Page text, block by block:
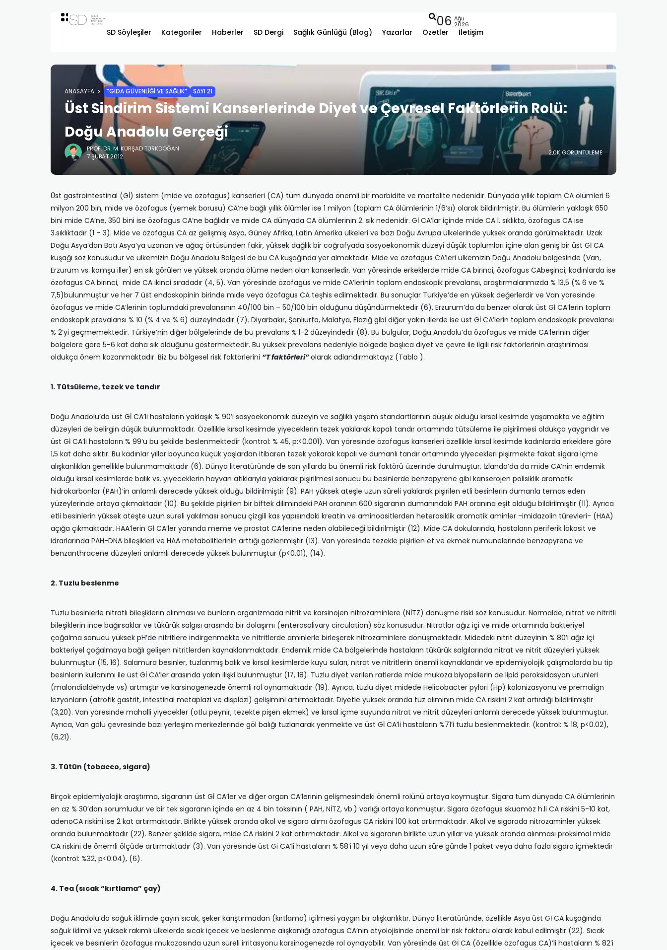
SD Söyleşiler Kategoriler Haberler SD Dergi Sağlık Günlüğü (Blog) Yazarlar Özetler İletişim
06 Ağu
2026
ANASAYFA ”GIDA GÜVENLIĞI VE SAĞLIK” SAYI 21
Üst Sindirim Sistemi Kanserlerinde Diyet ve Çevresel Faktörlerin Rolü:
Doğu Anadolu Gerçeği
PROF. DR. M. KÜRŞAD TÜRKDOĞAN
7 ŞUBAT 2012
2,0K GÖRÜNTÜLEME
Üst gastrointestinal (Gİ) sistem (mi­de ve özofagus) kanserleri (CA) tüm dünyada önemli bir morbidite ve mortalite nedenidir. Dünyada yıl­lık toplam CA ölümleri 6
milyon 200 bin, mi­de ve özofagus (yemek borusu) CA’ne bağlı yıllık ölümler ise 1 milyon (toplam CA ölümlerinin 1/6’sı) olarak bildiril­miştir. Bu ölümlerin yaklaşık 650
bini mide CA’ne, 350 bini ise özofa­gus CA’ne bağlıdır ve mide CA dünyada CA ölümlerinin 2. sık nedenidir. Gİ CA’lar içinde mide CA l. sıklıkta, özofagus CA ise
3.sıklıktadır (1 – 3). Mi­de ve özofagus CA az gelişmiş Asya, Güney Afri­ka, Latin Amerika ülkeleri ve bazı Doğu Avrupa ülkelerinde yüksek oranda görülmektedir. Uzak
Doğu Asya’dan Batı Asya’ya uzanan ve ağaç örtüsünden fakir, yüksek dağlık bir coğrafyada sosyoekonomik düzeyi düşük toplumları içine alan geniş bir üst Gİ CA
kuşağı söz konusudur ve ülkemizin Doğu Anadolu Bölgesi de bu CA kuşağında yer almaktadır. Mide ve özofagus CA’leri ülkemizin Doğu Anadolu bölge­sinde (Van,
Erzurum vs. komşu iller) en sık gö­rülen ve yüksek oranda ölüme neden olan kanserledir. Van yöresinde erkeklerde mide CA bi­rinci, özofagus CAbeşinci; kadınlarda ise
özo­fagus CA birinci, mide CA ikinci sıradadır (4, 5). Van yöresinde özofagus ve mide CA’lerinin toplam endoskopik prevalansı, araştırmalarımızda % 13,5 (% 6 ve %
7,5)bulunmuştur ve her 7 üst endoskopinin birinde mide veya özofagus CA teşhis edilmektedir. Bu sonuçlar Türkiye’de en yüksek değerlerdir ve Van yöresinde
özofa­gus ve mide CA’lerinin toplumdaki prevalansının 40/100 bin – 50/100 bin olduğunu düşündürmektedir (6). Erzurum’da da benzer ola­rak üst Gİ CA’lerin toplam
endoskopik prevalansı % 10 (% 4 ve % 6) düzeyindedir (7). Diyar­bakır, Şanlıurfa, Malatya, Elazığ gibi diğer yakın il­lerde ise üst Gİ CA’lerin toplam endoskopik prevalansı
% 2’yi geçmemektedir. Türkiye’nin diğer bölgelerinde de bu prevalans % l-2 düzeyindedir (8). Bu bulgular, Doğu Anadolu’da özofagus ve mide CA’lerinin diğer
bölgelere göre 5-6 kat daha sık olduğunu göstermektedir. Bu yüksek preva­lans nedeniyle bölgede başlıca diyet ve çevre ile ilgili risk faktörlerinin araştırılması
oldukça önem kazanmaktadır. Biz bu bölgesel risk fak­törlerini “T faktörleri”olarak adlandırmaktayız (Tablo ).
1. Tütsüleme, tezek ve tandır
Doğu Anadolu’da üst Gİ CA’li hastaların yakla­şık % 90’ı sosyoekonomik düzeyin ve sağlıklı yaşam standartlarının düşük olduğu kırsal ke­simde yaşamakta ve eğitim
düzeyleri de belir­gin düşük bulunmaktadır. Özellikle kırsal kesim­de yiyeceklerin tezek yakılarak kapalı tandır ortamında tütsüleme ile pişirilmesi oldukça yay­gındır ve
üst Gİ CA’li hastaların % 99’u bu şekil­de beslenmektedir (kontrol: % 45, p:<0.001). Van yöresinde özofagus kanserleri özellikle kır­sal kesimde kadınlarda erkeklere göre
1,5 kat daha sıktır. Bu kadınlar yıllar boyunca küçük yaşlardan itibaren tezek yakarak kapalı ve dumanlı tandır ortamında yiyecekleri pişirmekte fakat sigara içme
alışkanlıkları genellikle bulunmamaktadır (6). Dünya literatüründe de son yıllarda bu önemli risk faktörü üzerinde durulmuştur. İzlanda’da da mide CA’nin endemik
olduğu kırsal kesimlerde balık vs. yiyeceklerin hayvan atıkla­rıyla yakılarak pişirilmesi sonucu bu besinlerde benzapyrene gibi kanserojen polisiklik aromatik
hidrokarbonlar (PAH)’in anlamlı derecede yüksek ol­duğu bildirilmiştir (9). PAH yüksek ateşle uzun süreli yakılarak pişirilen etli besinlerin dumanla temas eden
yüzeylerinde ortaya çıkmaktadır (10). Bu şekilde pişirilen bir biftek dilimindeki PAH oranının 600 sigaranın dumanındaki PAH oranına eşit olduğu bildirilmiştir (11). Ayrıca
etli besinlerin yüksek ateşte uzun süreli yakılma­sı sonucu çizgili kas yapısındaki kreatin ve aminoasitlerden heterosiklik aromatik aminler -imidazolin türevleri- (HAA)
açığa çıkmaktadır. HAA’lerin Gİ CA’ler yanında meme ve prostat CA’lerine neden olabileceği bildirilmiştir (12). Mide CA dokularında, hastaların periferik lökosit ve
idrarlarında PAH-DNA bileşikleri ve HAA metabolitlerinin arttığı gözlenmiştir (13). Van yöresinde tezekle pişirilen et ve ekmek numunelerinde benzapyrene ve
benzanthracene dü­zeyleri anlamlı derecede yüksek bulunmuştur (p<0.01), (14).
2. Tuzlu beslenme
Tuzlu besinlerle nitratlı bileşiklerin alınması ve bunların organizmada nitrit ve karsinojen nitrozaminlere (NİTZ) dönüşme riski söz konusudur. Nor­malde, nitrat ve nitritli
bileşiklerin ince bağırsaklar ve tükürük salgısı arasında bir dolaşımı (enterosalivary circulation) söz konusudur. Nitratlar ağız içi ve mide ortamında bakteriyel
çoğalma sonucu yüksek pH’de nitritlere indirgenmekte ve nitritlerde aminlerle birleşerek nitrozaminlere dönüş­mektedir. Midedeki nitrit düzeyinin % 80’i ağız içi
bakteriyel çoğalmaya bağlı gelişen nitritlerden kaynaklanmaktadır. Endemik mide CA bölgelerinde hastaların tükürük salgılarında nitrat ve nitrit düzeyleri yüksek
bulunmuştur (15, 16). Salamura besinler, tuzlanmış balık ve kırsal ke­simlerde kuyu suları, nitrat ve nitritlerin önemli kaynaklarıdır ve epidemiyolojik çalışmalarda bu tip
besinlerin kullanımı ile üst Gİ CA’ler ara­sında yakın ilişki bulunmuştur (17, 18). Tuzlu diyet verilen ratlerde mide mukoza biyopsilerin­ de lipid peroksidasyon ürünleri
(malondialdehyde vs) artmıştır ve karsinogenezde önemli rol oy­namaktadır (19). Ayrıca, tuzlu diyet midede Helicobacter pylori (Hp) kolonizasyonu ve premalign
lezyonların (atrofik gastrit, intestinal metaplazi ve displazi) gelişimini artırmaktadır. Di­yetle yüksek oranda tuz alımının mide CA riski­ni 2 kat artırdığı bildirilmiştir
(3,20). Van yöre­sinde mahalli yiyecekler (otlu peynir, tezekte pi­şen ekmek) ve kırsal içme suyunda nitrat ve nit­rit düzeyleri anlamlı derecede yüksek bulunmuştur.
Ayrıca, Van gölü çevresinde bazı yerleşim merkezlerinde göl balığı tuzlanarak yenmekte ve üst Gİ CA’li hastaların %71’i tuzlu beslenmektedir. (kontrol: % 18, p<0.02),
(6,21).
3. Tütün (tobacco, sigara)
Birçok epidemiyolojik araştırma, sigaranın üst Gİ CA’ler ve diğer organ CA’lerinin gelişmesin­deki önemli rolünü ortaya koymuştur. Sigara tüm dünyada CA ölümlerinin
en az % 30’dan sorumludur ve bir tek sigaranın içinde en az 4 bin toksinin ( PAH, NİTZ, vb.) varlığı ortaya konmuştur. Sigara özofagus skuamöz h.li CA riskini 5-10 kat,
adenoCA riskini ise 2 kat artırmaktadır. Birlikte yüksek oranda alkol ve sigara alımı özofagus CA riskini 100 kat artırmaktadır. Alkol ve siga­rada nitrozaminler yüksek
oranda bulunmakta­dır (22). Benzer şekilde sigara, mide CA riskini 2 kat artırmaktadır. Alkol ve sigaranın birlikte uzun yıllar ve yüksek oranda alınması proksimal mide
CA riskini de önemli ölçüde artırmak­tadır (3). Van yöresinde üst Gi CA’li hastaların % 58’i 10 yıl veya daha uzun süre günde 1 paket veya daha fazla sigara içmektedir
(kont­rol: %32, p<0.04), (6).
4. Tea (sıcak “kırtlama” çay)
Doğu Anadolu’da soğuk iklimde çayın sıcak, şeker karıştırmadan (kırtlama) içilmesi yaygın bir alışkanlıktır. Dünya literatüründe, özellikle Asya üst Gİ CA kuşağında
soğuk iklimli ve yüksek rakımlı ülkelerde sıcak içecek ve beslenme alışkanlığı özofagus CA’nin etyolojisinde önemli bir risk faktörü olarak kabul edilmiştir (22). Sıcak
içecek ve besinlerin özofagus mukozasında uzun süreli irritasyonu karsinogenezde rol oynayabilir. Van yöresinde üst Gİ CA (özellikle özofagus CA)’li hastaların % 82’i